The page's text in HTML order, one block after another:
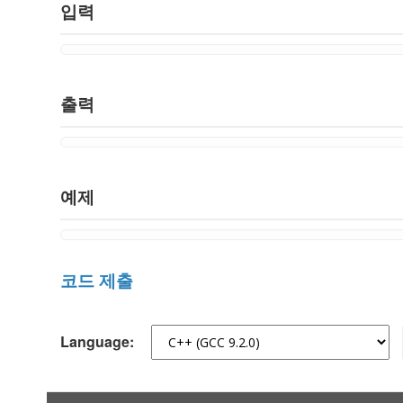
입력
출력
예제
코드 제출
Language: